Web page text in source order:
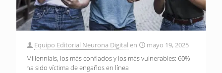
Equipo Editorial Neurona Digital en
mayo 19, 2025
Millennials, los más confiados y los más vulnerables: 60%
ha sido víctima de engaños en línea